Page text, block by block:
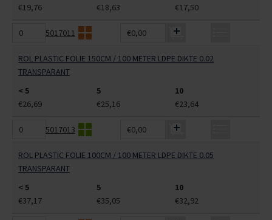
€19,76
€18,63 €17,50
5017011 €0,00
ROL PLASTIC FOLIE 150CM / 100 METER LDPE DIKTE 0.02
TRANSPARANT
< 5
5
10
€26,69
€25,16 €23,64
5017013 €0,00
ROL PLASTIC FOLIE 100CM / 100 METER LDPE DIKTE 0.05
TRANSPARANT
< 5
5
10
€37,17
€35,05 €32,92